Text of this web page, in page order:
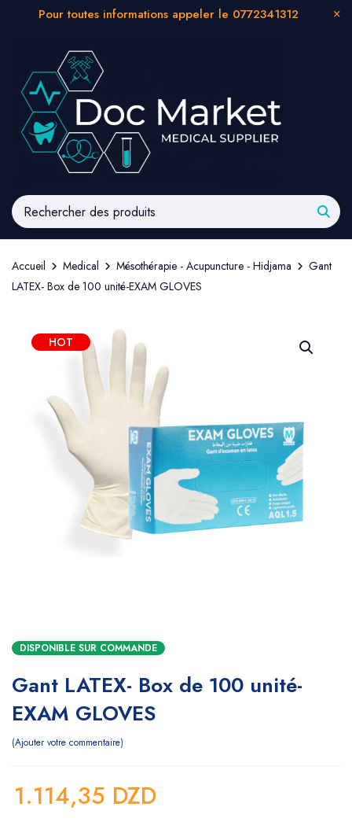
Pour toutes informations appeler le 0772341312
Accueil Medical Mésothérapie - Acupuncture - Hidjama
Gant
LATEX- Box de 100 unité-EXAM GLOVES
HOT
DISPONIBLE SUR COMMANDE
Gant LATEX- Box de 100 unité-
EXAM GLOVES
Ajouter votre commentaire
1.114,35 DZD